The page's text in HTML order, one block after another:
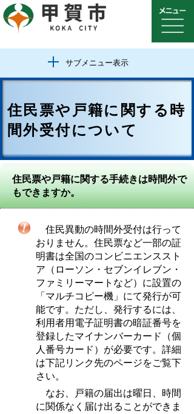
サブメニュー表示
住民票や戸籍に関する時
間外受付について
住民票や戸籍に関する手続きは時間外で
もできますか。
住民異動の時間外受付は行って
おりません。住民票など一部の証
明書は全国のコンビニエンススト
ア（ローソン・セブンイレブン・
ファミリーマートなど）に設置の
「マルチコピー機」にて発行が可
能です。ただし、発行するには、
利用者用電子証明書の暗証番号を
登録したマイナンバーカード（個
人番号カード）が必要です。詳細
は下記リンク先のページをご覧下
さい。
なお、戸籍の届出は曜日、時間
に関係なく届け出ることができま